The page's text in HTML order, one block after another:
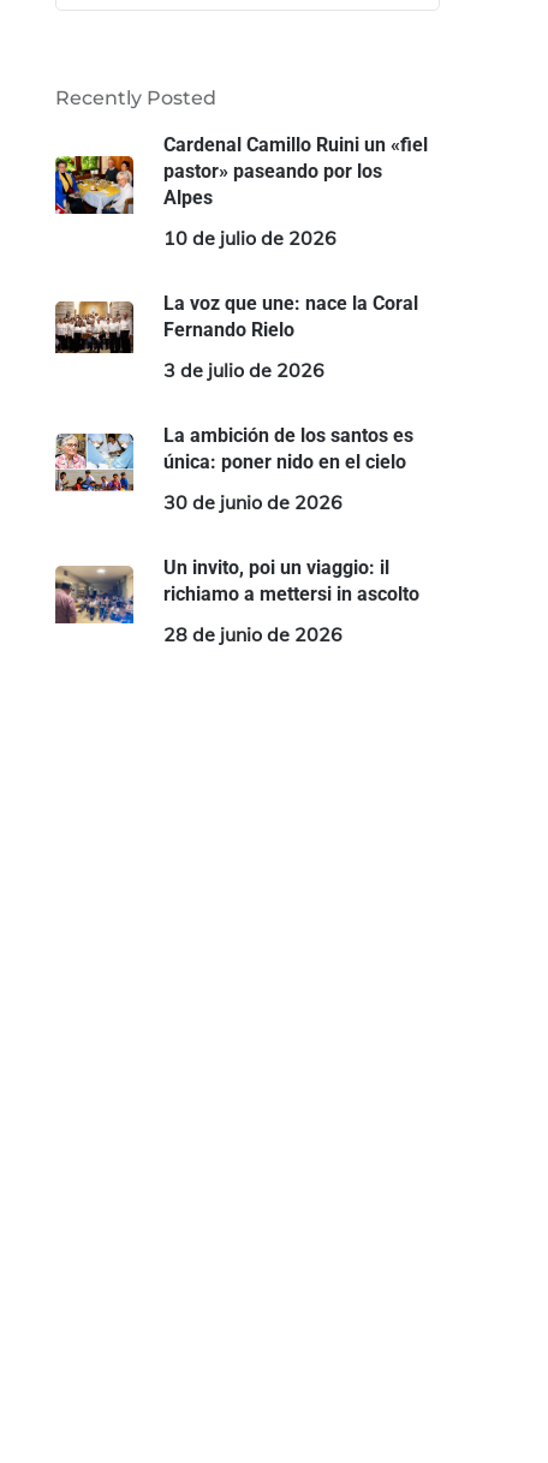
Recently Posted
Cardenal Camillo Ruini un «fiel
pastor» paseando por los
Alpes
10 de julio de 2026
La voz que une: nace la Coral
Fernando Rielo
3 de julio de 2026
La ambición de los santos es
única: poner nido en el cielo
30 de junio de 2026
Un invito, poi un viaggio: il
richiamo a mettersi in ascolto
28 de junio de 2026